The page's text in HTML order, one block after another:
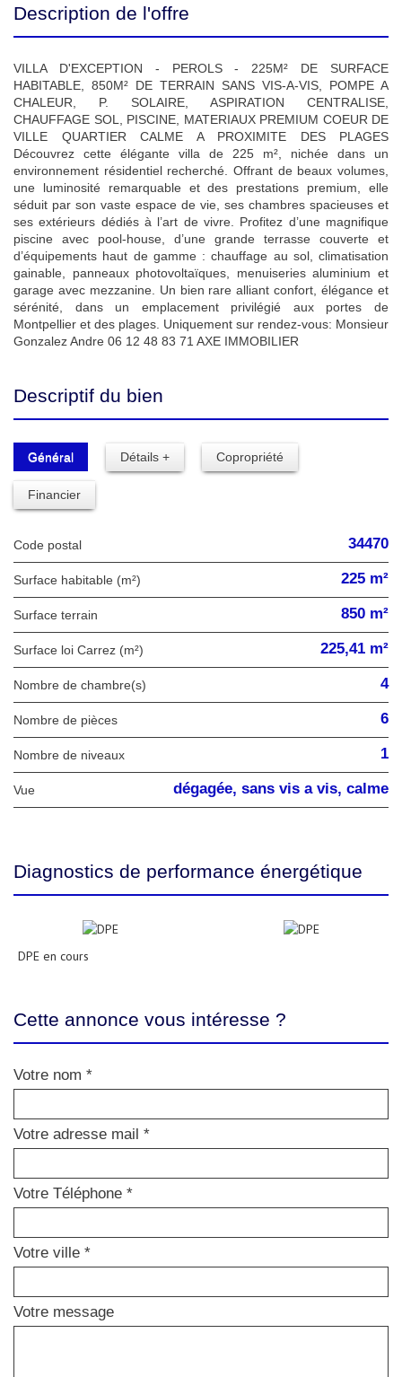
Description de l'offre
VILLA D'EXCEPTION - PEROLS - 225M² DE SURFACE
HABITABLE, 850M² DE TERRAIN SANS VIS-A-VIS, POMPE A
CHALEUR, P. SOLAIRE, ASPIRATION CENTRALISE,
CHAUFFAGE SOL, PISCINE, MATERIAUX PREMIUM COEUR DE
VILLE QUARTIER CALME A PROXIMITE DES PLAGES
Découvrez cette élégante villa de 225 m², nichée dans un
environnement résidentiel recherché. Offrant de beaux volumes,
une luminosité remarquable et des prestations premium, elle
séduit par son vaste espace de vie, ses chambres spacieuses et
ses extérieurs dédiés à l’art de vivre. Profitez d’une magnifique
piscine avec pool-house, d’une grande terrasse couverte et
d’équipements haut de gamme : chauffage au sol, climatisation
gainable, panneaux photovoltaïques, menuiseries aluminium et
garage avec mezzanine. Un bien rare alliant confort, élégance et
sérénité, dans un emplacement privilégié aux portes de
Montpellier et des plages. Uniquement sur rendez-vous: Monsieur
Gonzalez Andre 06 12 48 83 71 AXE IMMOBILIER
Descriptif du bien
Général Détails + Copropriété
Financier
Code postal 34470
Surface habitable (m²) 225 m²
surface terrain 850 m²
Surface loi Carrez (m²) 225,41 m²
Nombre de chambre(s) 4
Nombre de pièces 6
Nombre de niveaux 1
Vue dégagée, sans vis a vis, calme
Diagnostics de performance énergétique
DPE en cours
Cette annonce vous intéresse ?
Votre nom *
Votre adresse mail *
Votre Téléphone *
Votre ville *
Votre message